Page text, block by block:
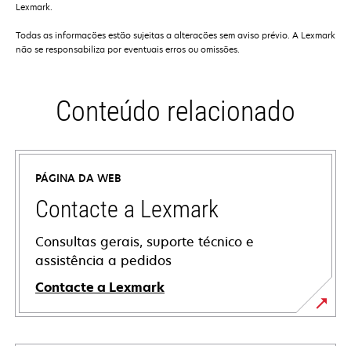
Lexmark.
Todas as informações estão sujeitas a alterações sem aviso prévio. A Lexmark
não se responsabiliza por eventuais erros ou omissões.
Conteúdo relacionado
PÁGINA DA WEB
Contacte a Lexmark
Consultas gerais, suporte técnico e
assistência a pedidos
Contacte a Lexmark